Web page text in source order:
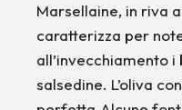
Marsellaine, in riva
caratterizza per
all’invecchiamento
salsedine. L’oliva